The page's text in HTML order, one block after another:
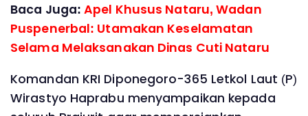
Baca Juga:Apel Khusus Nataru, Wadan
Puspenerbal: Utamakan Keselamatan
Selama Melaksanakan Dinas Cuti Nataru
Komandan KRI Diponegoro-365 Letkol Laut (P)
Wirastyo Haprabu menyampaikan kepada